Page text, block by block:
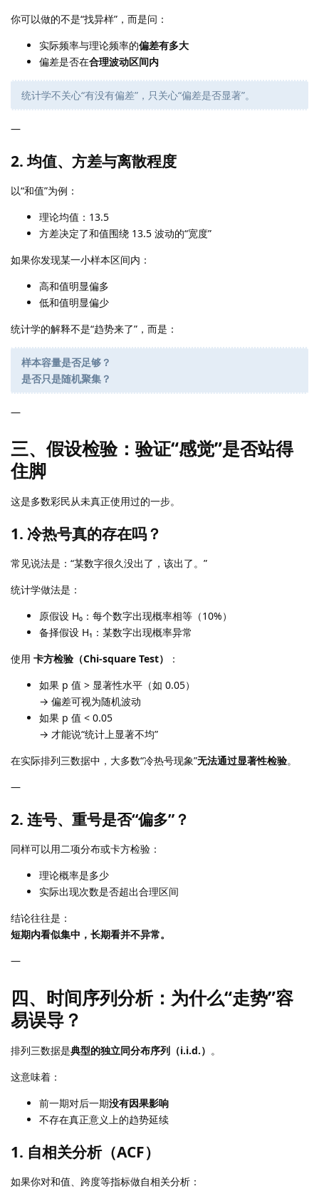
你可以做的不是“找异样”，而是问：
实际频率与理论频率的偏差有多大
偏差是否在合理波动区间内
统计学不关心“有没有偏差”，只关心“偏差是否显著”。
—
2. 均值、方差与离散程度
以“和值”为例：
理论均值：13.5
方差决定了和值围绕 13.5 波动的“宽度”
如果你发现某一小样本区间内：
高和值明显偏多
低和值明显偏少
统计学的解释不是“趋势来了”，而是：
样本容量是否足够？
是否只是随机聚集？
—
三、假设检验：验证“感觉”是否站得
住脚
这是多数彩民从未真正使用过的一步。
1. 冷热号真的存在吗？
常见说法是：“某数字很久没出了，该出了。”
统计学做法是：
原假设 H₀：每个数字出现概率相等（10%）
备择假设 H₁：某数字出现概率异常
使用 卡方检验（Chi-square Test）
：
如果 p 值 > 显著性水平（如 0.05）
→ 偏差可视为随机波动
如果 p 值 < 0.05
→ 才能说“统计上显著不均”
在实际排列三数据中，大多数“冷热号现象”无法通过显著性检验。
—
2. 连号、重号是否“偏多”？
同样可以用二项分布或卡方检验：
理论概率是多少
实际出现次数是否超出合理区间
结论往往是：
短期内看似集中，长期看并不异常。
—
四、时间序列分析：为什么“走势”容
易误导？
排列三数据是典型的独立同分布序列（i.i.d.） 。
这意味着：
前一期对后一期没有因果影响
不存在真正意义上的趋势延续
1. 自相关分析（ACF）
如果你对和值、跨度等指标做自相关分析：